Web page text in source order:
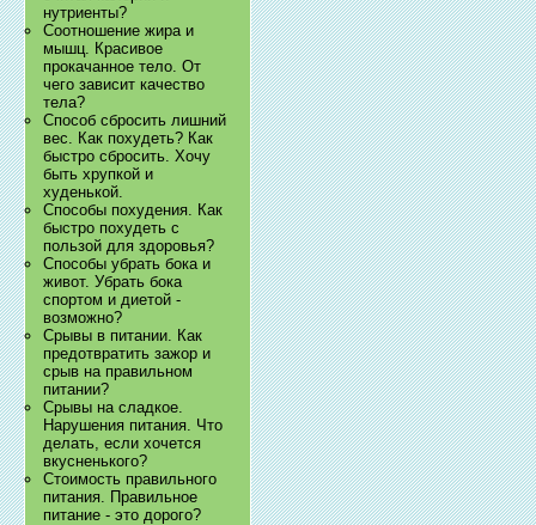
нутриенты?
Соотношение жира и
мышц. Красивое
прокачанное тело. От
чего зависит качество
тела?
Способ сбросить лишний
вес. Как похудеть? Как
быстро сбросить. Хочу
быть хрупкой и
худенькой.
Способы похудения. Как
быстро похудеть с
пользой для здоровья?
Способы убрать бока и
живот. Убрать бока
спортом и диетой -
возможно?
Срывы в питании. Как
предотвратить зажор и
срыв на правильном
питании?
Срывы на сладкое.
Нарушения питания. Что
делать, если хочется
вкусненького?
Стоимость правильного
питания. Правильное
питание - это дорого?